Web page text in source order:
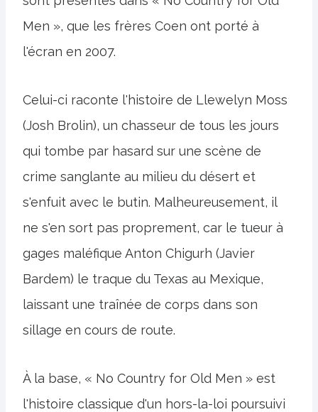
Men », que les frères Coen ont porté à
l'écran en 2007.
Celui-ci raconte l'histoire de Llewelyn Moss
(Josh Brolin), un chasseur de tous les jours
qui tombe par hasard sur une scène de
crime sanglante au milieu du désert et
s'enfuit avec le butin. Malheureusement, il
ne s'en sort pas proprement, car le tueur à
gages maléfique Anton Chigurh (Javier
Bardem) le traque du Texas au Mexique,
laissant une traînée de corps dans son
sillage en cours de route.
À la base, « No Country for Old Men » est
l'histoire classique d'un hors-la-loi poursuivi